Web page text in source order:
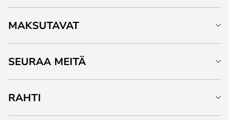
MAKSUTAVAT
SEURAA MEITÄ
RAHTI